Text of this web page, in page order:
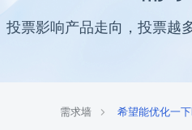
投票影响产品走向，投票越
需求墙 希望能优化一